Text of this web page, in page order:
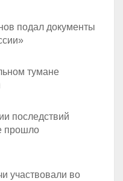
подал документы
тумане
последствий
прошло
участвовали во